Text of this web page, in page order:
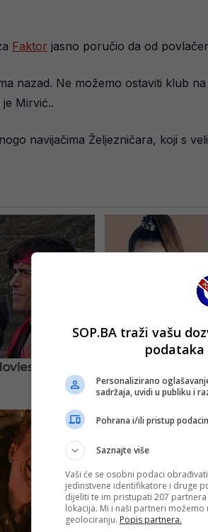
Faktor jasno poručio da od
nazad. Ne možemo ostaviti klub
Mirvić..
navijačima Željezničara, koji s
SOP.BA traži vašu
podataka
Personalizirano
sadržaja, uvidi u publiku i
Pohrana i/ili pristup
Saznajte više
Vaši će se osobni podaci
jedinstvene identifikatore i druge
dijeliti te im pristupati 207
lokacija. Mi i naši partneri
geolociranju. Popis partnera.